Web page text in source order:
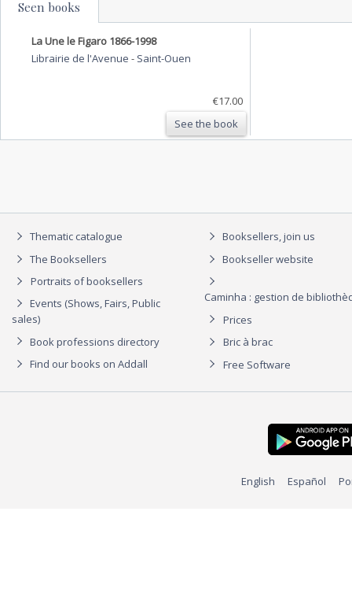
Seen books
La Une le Figaro 1866-1998
Librairie de l'Avenue - Saint-Ouen
€17.00
See the book
Thematic catalogue
The Booksellers
Portraits of booksellers
Events (Shows, Fairs, Public
sales)
Book professions directory
Find our books on Addall
Booksellers, join us
Bookseller website
Caminha : gestion de
Prices
Bric à brac
Free Software
English Español